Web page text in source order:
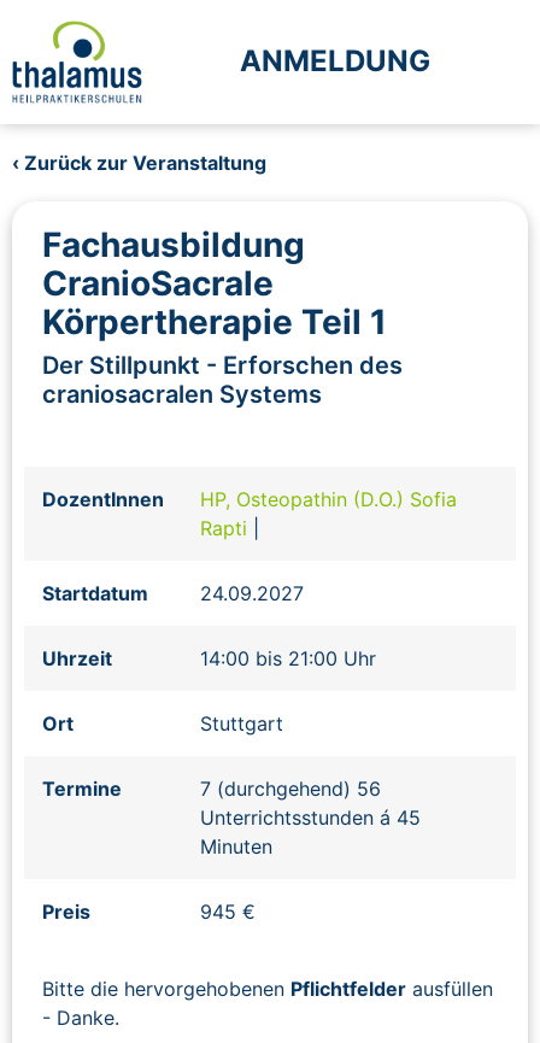
ANMELDUNG
‹ Zurück zur Veranstaltung
Fachausbildung
CranioSacrale
Körpertherapie Teil 1
Der Stillpunkt - Erforschen des
craniosacralen Systems
DozentInnen
HP, Osteopathin (D.O.) Sofia
Rapti
Startdatum 24.09.2027
Uhrzeit 14:00 bis 21:00 Uhr
Ort Stuttgart
Termine
7 (durchgehend) 56
Unterrichtsstunden á 45
Minuten
Preis 945 €
Bitte die hervorgehobenen Pflichtfelder ausfüllen
- Danke.